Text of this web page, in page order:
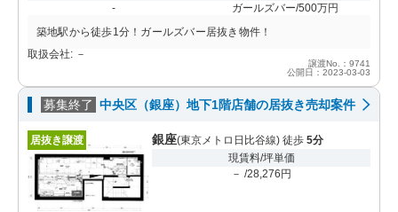
-
ガールズバー/500万円
築地駅から徒歩1分！ガールズバー居抜き物件！
取扱会社: －
譲渡No.：9741
公開日：2023-03-03
募集終了 中央区（銀座）地下1階店舗の居抜き売却案件
居抜き譲渡 銀座(東京メトロ日比谷線) 徒歩 5分
現賃料/坪単価
－ /28,276円